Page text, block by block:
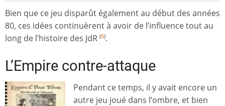
Bien que ce jeu disparût également au début des années
80, ces idées continuèrent à avoir de l’influence tout au
long de l’histoire des JdR (6).
L’Empire contre-attaque
Pendant ce temps, il y avait encore un
autre jeu joué dans l’ombre, et bien